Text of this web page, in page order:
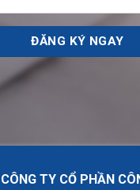
CÔNG TY CỔ PHẦN